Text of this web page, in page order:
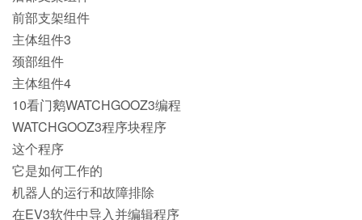
前部支架组件
主体组件3
颈部组件
主体组件4
10看门鹅WATCHGOOZ3编程
WATCHGOOZ3程序块程序
这个程序
它是如何工作的
机器人的运行和故障排除
在EV3软件中导入并编辑程序